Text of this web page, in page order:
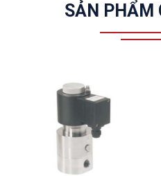
SẢN PHẨM